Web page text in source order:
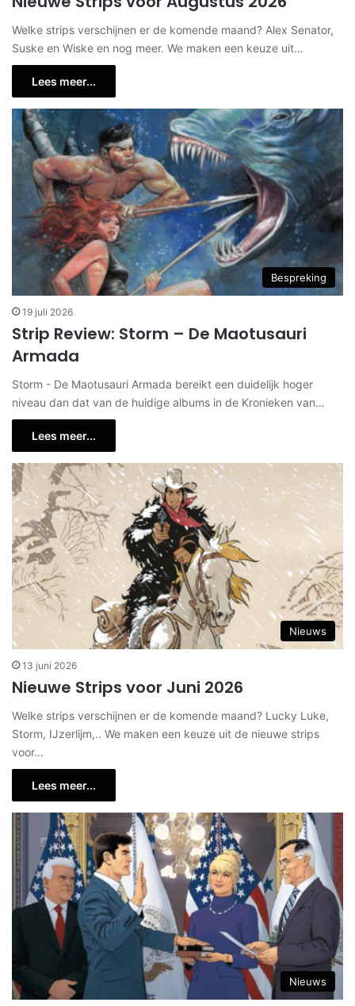
Welke strips verschijnen er de komende maand? Alex Senator,
Suske en Wiske en nog meer. We maken een keuze uit…
Lees meer...
Bespreking
19 juli 2026
Strip Review: Storm – De Maotusauri
Armada
Storm - De Maotusauri Armada bereikt een duidelijk hoger
niveau dan dat van de huidige albums in de Kronieken van…
Lees meer...
Nieuws
13 juni 2026
Nieuwe Strips voor Juni 2026
Welke strips verschijnen er de komende maand? Lucky Luke,
Storm, IJzerlijm,.. We maken een keuze uit de nieuwe strips
voor…
Lees meer...
Nieuws